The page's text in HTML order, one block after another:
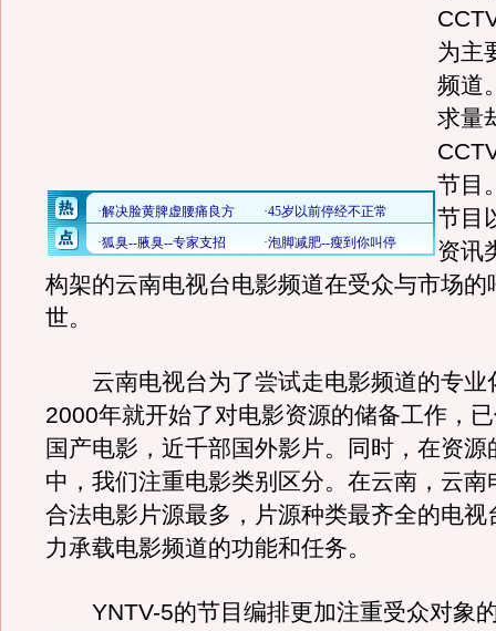
为主
频道
求量
节目
节目
资讯
构架的云南电视台电影频道在受众与市场的
世。
云南电视台为了尝试走电影频道的专业
2000年就开始了对电影资源的储备工作，
国产电影，近千部国外影片。同时，在资源
中，我们注重电影类别区分。在云南，云南
合法电影片源最多，片源种类最齐全的电视
力承载电影频道的功能和任务。
YNTV-5的节目编排更加注重受众对象